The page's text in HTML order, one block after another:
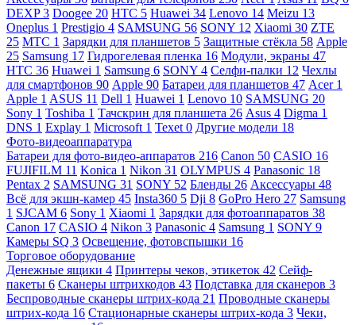
DEXP3 Doogee 20 HTC 5 Huawei 34 Lenovo 14 Meizu 13
Oneplus 1 Prestigio 4 SAMSUNG 56 SONY 12 Xiaomi 30 ZTE
25 МТС 1 Зарядки для планшетов 5 Защитные стёкла 58 Apple
25 Samsung 17 Гидрогелевая пленка 16 Модули, экраны 47
HTC 36 Huawei 1 Samsung 6 SONY 4 Селфи-палки 12 Чехлы
для смартфонов 90 Apple 90 Батареи для планшетов 47 Acer 1
Apple 1 ASUS 11 Dell 1 Huawei 1 Lenovo 10 SAMSUNG 20
Sony 1 Toshiba 1 Тачскрин для планшета 26 Asus 4 Digma 1
DNS 1 Explay 1 Microsoft 1 Texet 0 Другие модели 18
Фото-видеоаппаратура
Батареи для фото-видео-аппаратов 216 Canon 50 CASIO 16
FUJIFILM 11 Konica 1 Nikon 31 OLYMPUS 4 Panasonic 18
Pentax 2 SAMSUNG 31 SONY 52 Бленды 26 Аксессуары 48
Всё для экшн-камер 45 Insta360 5 Dji 8 GoPro Hero 27 Samsung
1 SJCAM 6 Sony 1 Xiaomi 1 Зарядки для фотоаппаратов 38
Canon 17 CASIO 4 Nikon 3 Panasonic 4 Samsung 1 SONY 9
Камеры SQ 3 Освещение, фотовспышки 16
Торговое оборудование
Денежные ящики 4 Принтеры чеков, этикеток 42 Сейф-
пакеты 6 Сканеры штрихкодов 43 Подставка для сканеров 3
Беспроводные сканеры штрих-кода 21 Проводные сканеры
штрих-кода 16 Стационарные сканеры штрих-кода 3 Чеки,